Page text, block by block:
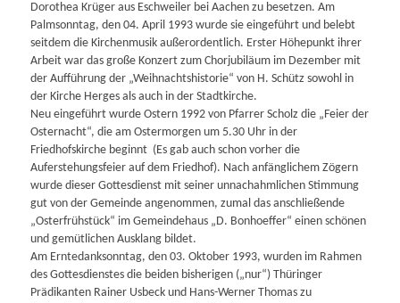
Dorothea Krüger aus Eschweiler bei Aachen zu besetzen. Am
Palmsonntag, den 04. April 1993 wurde sie eingeführt und belebt
seitdem die Kirchenmusik außerordentlich. Erster Höhepunkt ihrer
Arbeit war das große Konzert zum Chorjubiläum im Dezember mit
der Aufführung der „Weihnachtshistorie“ von H. Schütz sowohl in
der Kirche Herges als auch in der Stadtkirche.
Neu eingeführt wurde Ostern 1992 von Pfarrer Scholz die „Feier der
Osternacht“, die am Ostermorgen um 5.30 Uhr in der
Friedhofskirche beginnt (Es gab auch schon vorher die
Auferstehungsfeier auf dem Friedhof). Nach anfänglichem Zögern
wurde dieser Gottesdienst mit seiner unnachahmlichen Stimmung
gut von der Gemeinde angenommen, zumal das anschließende
„Osterfrühstück“ im Gemeindehaus „D. Bonhoeffer“ einen schönen
und gemütlichen Ausklang bildet.
Am Erntedanksonntag, den 03. Oktober 1993, wurden im Rahmen
des Gottesdienstes die beiden bisherigen („nur“) Thüringer
Prädikanten Rainer Usbeck und Hans-Werner Thomas zu